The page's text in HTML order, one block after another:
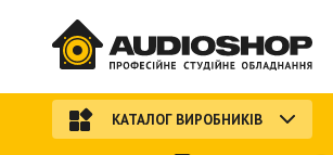
КАТАЛОГ ВИРОБНИКІВ